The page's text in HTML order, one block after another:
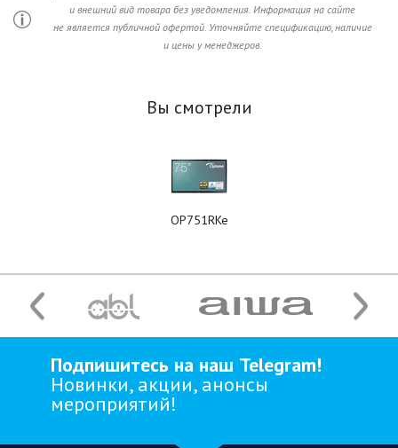
и внешний вид товара без уведомления. Информация на сайте
не является публичной офертой. Уточняйте спецификацию, наличие
и цены у менеджеров.
Вы смотрели
OP751RKe
Подпишитесь на наш Telegram!
Новинки, акции, анонсы
мероприятий!